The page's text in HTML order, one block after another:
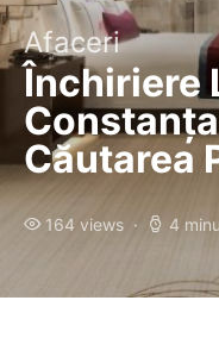
Afaceri
Închiriere
Căutarea
164 views 4